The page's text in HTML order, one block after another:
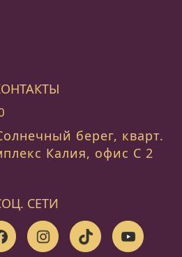
берег, кварт.
Калия, офис C 2
СЕТИ